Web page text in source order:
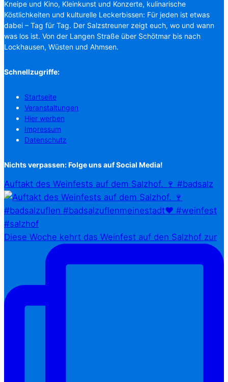
Kneipe und Kino, Kleinkunst und Konzerte, kulinarische
Köstlichkeiten und kulturelle Leckerbissen: Für jeden ist etwas
dabei – Tag für Tag. Der Salzstreuner zeigt euch, wo und wann
was los ist. Von der Langen Straße über Schötmar bis nach
Lockhausen, Wüsten und Ahmsen.
Schnellzugriffe:
Startseite
Veranstaltungen
Hier werben
Impressum
Datenschutz
Nichts verpassen: Folge uns auf Social Media!
Auftakt des Weinfests auf dem Salzhof. 🍷 #badsalz
Diese Woche kehrt das Weinfest auf den Salzhof zur